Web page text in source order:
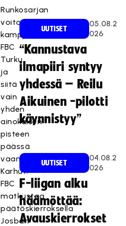
Runkosarjan
voitosta
kamppailevat
FBC
Turku
ja
siitä
vain
yhden
ainokaisen
pisteen
päässä
vaaniva
Karhut.
FBC
matkustaa
päätöskierroksella
Josban
UUTISET
05.08.2
026
“Kannustava
ilmapiiri syntyy
yhdessä – Reilu
Aikuinen -pilotti
käynnistyy”
UUTISET
04.08.2
026
F-liigan alku
häämöttää:
Avauskierrokset